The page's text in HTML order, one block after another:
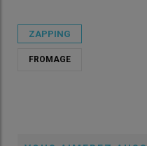
ZAPPING
FROMAGE